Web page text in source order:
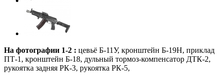
На фотографии 1-2 : цевьё Б-11У, кронштейн Б-19Н, приклад
ПТ-1, кронштейн Б-18, дульный тормоз-компенсатор ДТК-2,
рукоятка задняя РК-3, рукоятка РК-5,